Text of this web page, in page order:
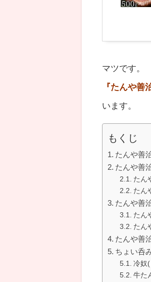
マツです。
『たんや善
います。
もくじ
たんや善
たんや善
たん
たん
たんや善
たん
たん
たんや善
ちょい呑
冷奴
牛た